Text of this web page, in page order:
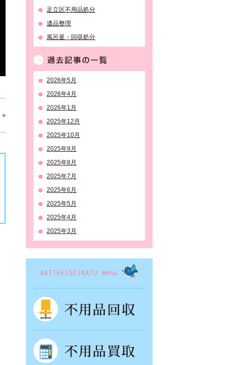
»
足立区不用品処分
遺品整理
風呂釜・回収処分
2026年5月
2026年4月
2026年1月
2025年12月
2025年10月
2025年9月
2025年8月
2025年7月
2025年6月
2025年5月
2025年4月
2025年3月